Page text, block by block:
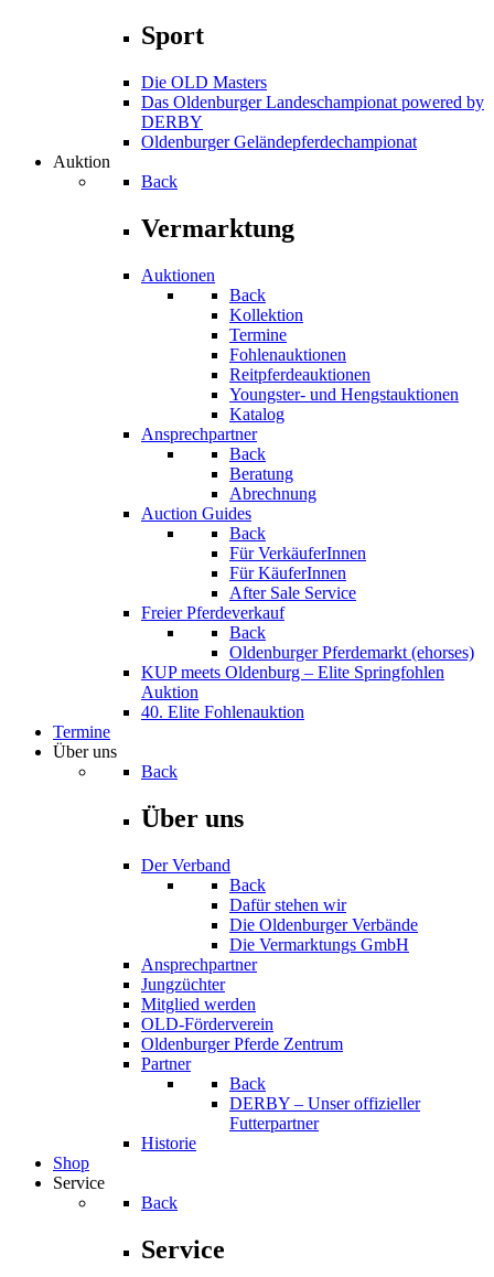
Sport
Die OLD Masters
Das Oldenburger Landeschampionat powered by
DERBY
Oldenburger Geländepferde­championat
Auktion
Back
Vermarktung
Auktionen
Back
Kollektion
Termine
Fohlenauktionen
Reitpferdeauktionen
Youngster- und Hengstauktionen
Katalog
Ansprechpartner
Back
Beratung
Abrechnung
Auction Guides
Back
Für VerkäuferInnen
Für KäuferInnen
After Sale Service
Freier Pferdeverkauf
Back
Oldenburger Pferdemarkt (ehorses)
KUP meets Oldenburg – Elite Springfohlen
Auktion
40. Elite Fohlenauktion
Termine
Über uns
Back
Über uns
Der Verband
Back
Dafür stehen wir
Die Oldenburger Verbände
Die Vermarktungs GmbH
Ansprechpartner
Jungzüchter
Mitglied werden
OLD-Förderverein
Oldenburger Pferde Zentrum
Partner
Back
DERBY – Unser offizieller
Futterpartner
Historie
Shop
Service
Back
Service